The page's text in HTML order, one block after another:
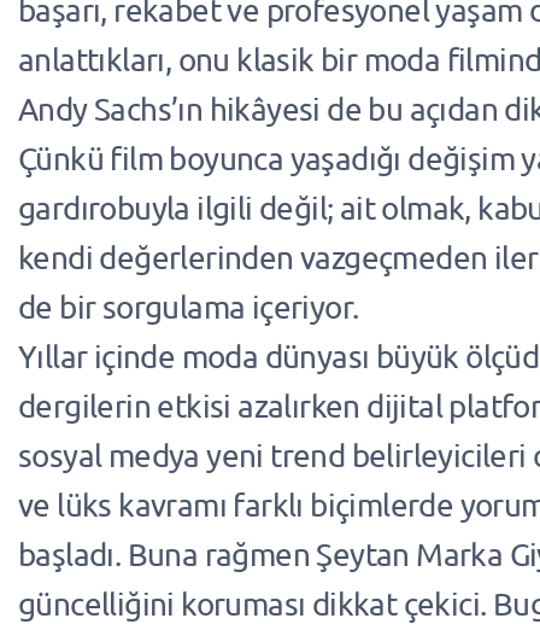
başarı, rekabet ve profesyonel yaşam
anlattıkları, onu klasik bir moda
Andy Sachs’ın hikâyesi de bu açıdan
Çünkü film boyunca yaşadığı değişim
gardırobuyla ilgili değil; ait olmak,
kendi değerlerinden vazgeçmeden
de bir sorgulama içeriyor.
Yıllar içinde moda dünyası büyük
dergilerin etkisi azalırken dijital
sosyal medya yeni trend belirleyicileri
ve lüks kavramı farklı biçimlerde
başladı. Buna rağmen Şeytan Marka
güncelliğini koruması dikkat çekici.